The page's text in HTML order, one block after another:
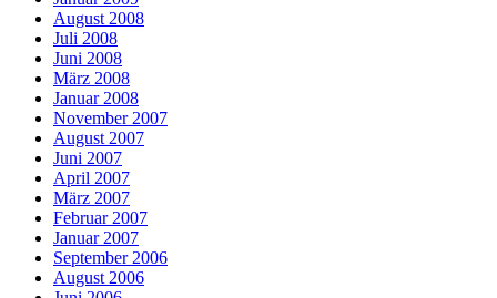
August 2008
Juli 2008
Juni 2008
März 2008
Januar 2008
November 2007
August 2007
Juni 2007
April 2007
März 2007
Februar 2007
Januar 2007
September 2006
August 2006